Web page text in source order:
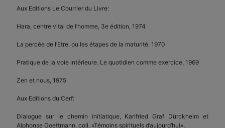
Aux Editions Le Courrier du Livre:
Hara, centre vital de l’homme, 3e édition, 1974
La percée de l’Etre, ou les étapes de la maturité, 1970
Pratique de la voie intérieure. Le quotidien comme exercice, 1969
Zen et nous, 1975
Aux Editions du Cerf:
Dialogue sur le chemin initiatique, Karlfried Graf Dürckheim et
Alphonse Goettmann, coll. «Témoins spirituels d’aujourd’hui».